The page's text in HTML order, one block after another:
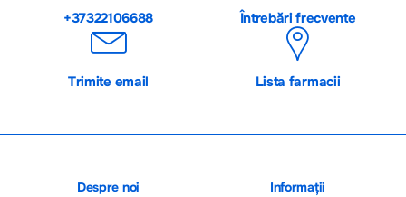
+37322106688 Întrebări frecvente
Trimite email Lista farmacii
Despre noi Informații